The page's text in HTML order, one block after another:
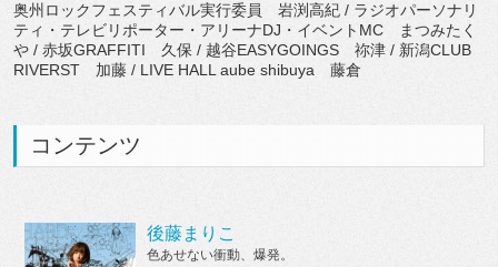
奥州ロックフェスティバル実行委員 岩渕高紀 / ラジオパーソナリ
ティ・テレビリポーター・アリーナDJ・イベントMC まつみたく
や / 赤坂GRAFFITI 久保 / 越谷EASYGOINGS 祢津 / 新潟CLUB
RIVERST 加藤 / LIVE HALL aube shibuya 藤倉
コンテンツ
後藤まりこ
色あせない衝動、爆発。